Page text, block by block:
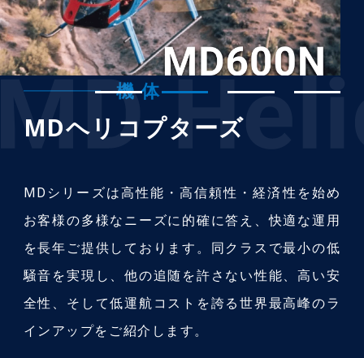
機 体
MDヘリコプターズ
MDシリーズは高性能・高信頼性・経済性を始め
お客様の多様なニーズに的確に答え、快適な運用
を長年ご提供しております。同クラスで最小の低
騒音を実現し、他の追随を許さない性能、高い安
全性、そして低運航コストを誇る世界最高峰のラ
インアップをご紹介します。